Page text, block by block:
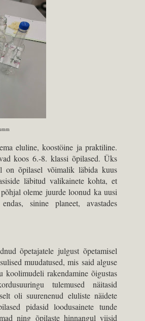
eluline, koostöine ja praktiline.
koos 6.-8. klassi õpilased. Üks
on õpilasel võimalik läbida kuus
läbitud valikainete kohta, et
oleme juurde loonud ka uusi
sinine planeet, avastades
õpetajatele julgust õpetamisel
muudatused, mis said alguse
koolimudeli rakendamine õigustas
tulemused näitasid
oli suurenenud eluliste näidete
pidasid loodusainete tunde
ning õpilaste hinnangul viisid